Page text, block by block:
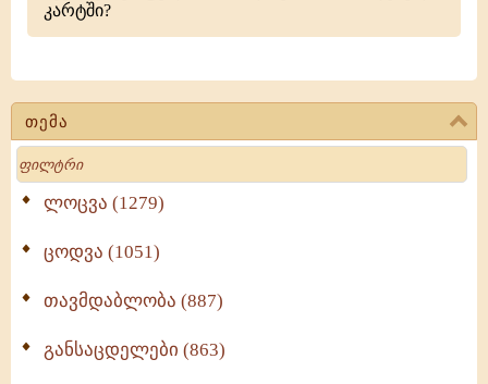
თემა
Search
ლოცვა (1279)
ცოდვა (1051)
თავმდაბლობა (887)
განსაცდელები (863)
კარტში?